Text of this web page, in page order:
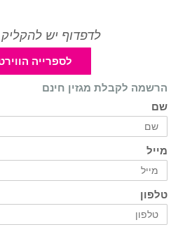
לדפדוף יש
לספרייה
הרשמה לקבלת מגזין חינם
שם
מייל
טלפון